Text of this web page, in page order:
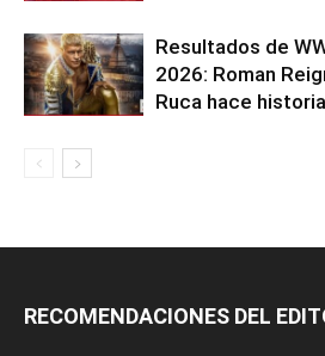
Resultados de
2026: Roman
Ruca hace historia
RECOMENDACIONES DEL